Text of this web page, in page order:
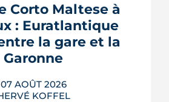
Corto Maltese à
: Euratlantique
la gare et la
Garonne
07 AOÛT 2026
KOFFEL